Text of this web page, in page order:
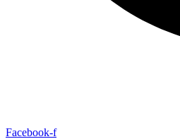
Facebook-f